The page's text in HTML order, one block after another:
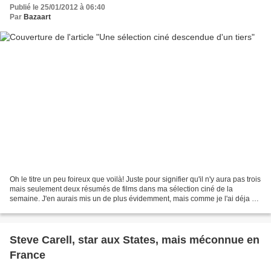
Publié le 25/01/2012 à 06:40
Par Bazaart
Oh le titre un peu foireux que voilà! Juste pour signifier qu'il n'y aura pas trois
mais seulement deux résumés de films dans ma sélection ciné de la
semaine. J'en aurais mis un de plus évidemment, mais comme je l'ai déja vu,
Steve Carell, star aux States, mais méconnue en
France